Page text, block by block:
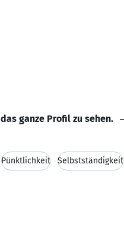
ganze Profil zu sehen.
Pünktlichkeit Selbstständigkeit